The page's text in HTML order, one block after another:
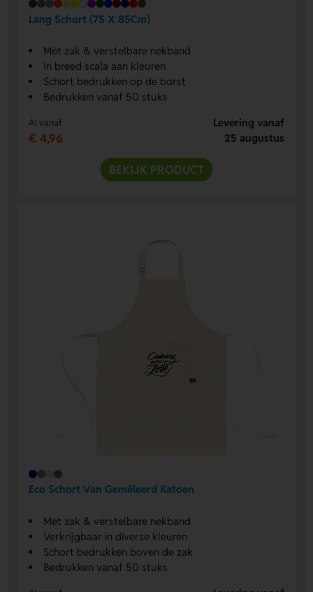
Lang Schort (75 X 85Cm)
Met zak & verstelbare nekband
In breed scala aan kleuren
Schort bedrukken op de borst
Bedrukken vanaf 50 stuks
Al vanaf
€ 4,96
Levering vanaf
25 augustus
BEKIJK PRODUCT
Eco Schort Van Gemêleerd Katoen
Met zak & verstelbare nekband
Verkrijgbaar in diverse kleuren
Schort bedrukken boven de zak
Bedrukken vanaf 50 stuks